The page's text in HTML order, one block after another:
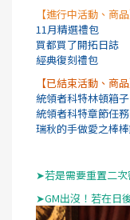
【進行中活動、商品
11月精選禮包
買都買了開拓日誌
經典復刻禮包
【已結束活動、商品
統領者科特林頓箱子
統領者科特章節任
瑞秋的手做愛之棒
➤若是需要重置二次
➤GM出沒！若在日